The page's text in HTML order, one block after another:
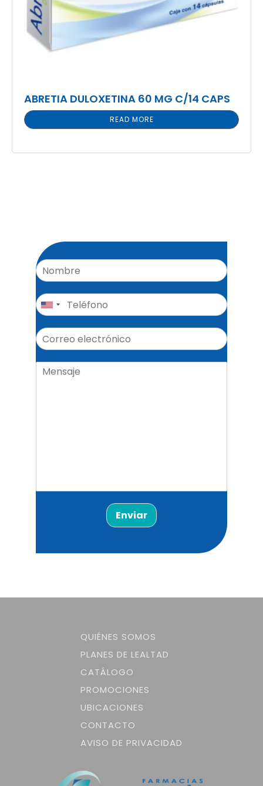
ABRETIA DULOXETINA 60 MG C/14 CAPS
READ MORE
Enviar
QUIÉNES SOMOS
PLANES DE LEALTAD
CATÁLOGO
PROMOCIONES
UBICACIONES
CONTACTO
AVISO DE PRIVACIDAD